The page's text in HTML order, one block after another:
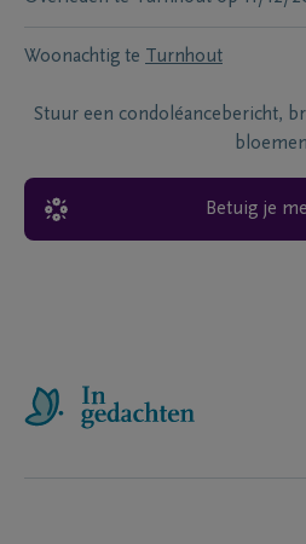
Woonachtig te Turnhout
Stuur een condoléancebericht,
bloemen
Betuig je